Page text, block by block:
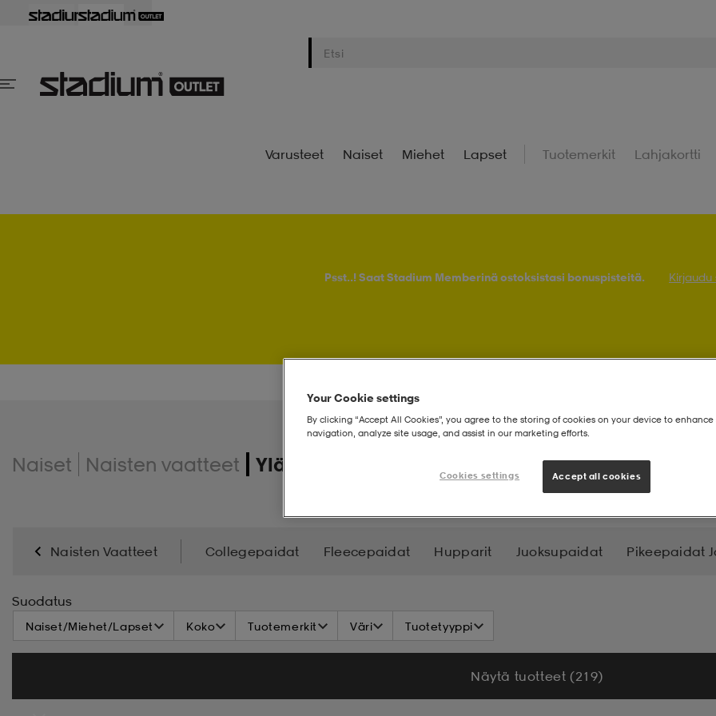
Varusteet Naiset Miehet Lapset Tuotemerkit Lahjakortti
Psst..! Saat Stadium Memberinä ostoksistasi bonuspisteitä. Kirjaudu
Naiset Naisten vaatteet Yläosat
Naisten Vaatteet Collegepaidat Fleecepaidat Hupparit Juoksupaidat Pikeepaidat
Suodatus
Naiset/Miehet/Lapset Koko Tuotemerkit Väri Tuotetyyppi
Näytä tuotteet (219)
Your Cookie settings
By clicking “Accept All Cookies”, you agree to the storing of cookies on your device to enhance
navigation, analyze site usage, and assist in our marketing efforts.
Cookies settings Accept all cookies